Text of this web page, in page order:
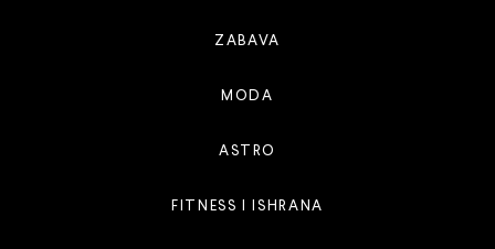
ZABAVA
MODA
ASTRO
FITNESS I ISHRANA